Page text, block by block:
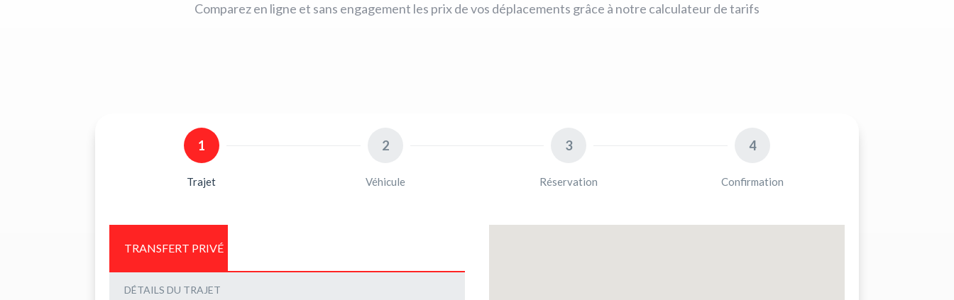
Comparez en ligne et sans engagement les prix de vos déplacements grâce à notre calculateur de tarifs
1
Trajet
2
Véhicule
3
Réservation
4
Confirmation
TRANSFERT PRIVÉ
DÉTAILS DU TRAJET